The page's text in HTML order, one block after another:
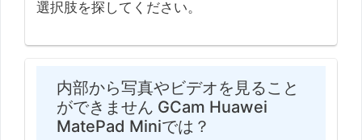
選択肢を探してください。
内部から写真やビデオを見ること
ができません GCam Huawei
MatePad Miniでは？